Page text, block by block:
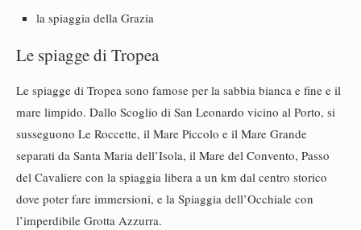
la spiaggia della Grazia
Le spiagge di Tropea
Le spiagge di Tropea sono famose per la sabbia bianca e fine e il
mare limpido. Dallo Scoglio di San Leonardo vicino al Porto, si
susseguono Le Roccette, il Mare Piccolo e il Mare Grande
separati da Santa Maria dell’Isola, il Mare del Convento, Passo
del Cavaliere con la spiaggia libera a un km dal centro storico
dove poter fare immersioni, e la Spiaggia dell’Occhiale con
l’imperdibile Grotta Azzurra.